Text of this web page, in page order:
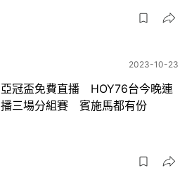
2023-10-23
亞冠盃免費直播 HOY76台今晚連
播三場分組賽 賓施馬都有份